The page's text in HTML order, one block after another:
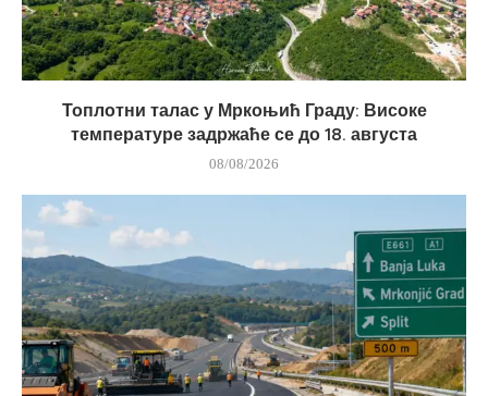
Топлотни талас у Мркоњић Граду: Високе
температуре задржаће се до 18. августа
08/08/2026